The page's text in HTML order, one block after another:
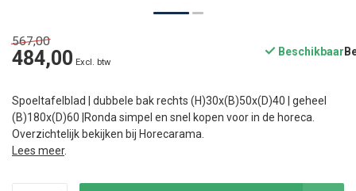
567,00
484,00 Excl. btw
Beschikbaar
Spoeltafelblad | dubbele bak rechts (H)30x(B)50x(D)40 | geheel
(B)180x(D)60 |Ronda simpel en snel kopen voor in de horeca.
Overzichtelijk bekijken bij Horecarama.
Lees meer.